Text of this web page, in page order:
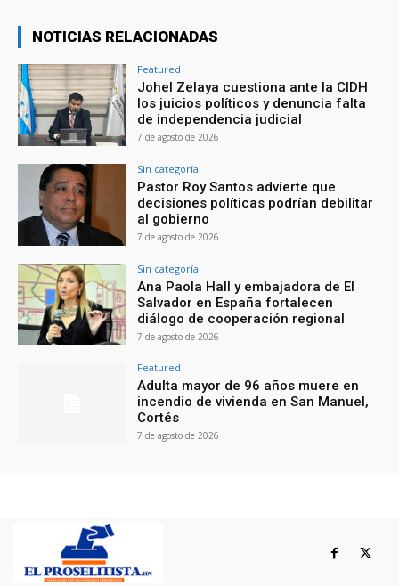
NOTICIAS RELACIONADAS
Featured
Johel Zelaya cuestiona ante la CIDH
los juicios políticos y denuncia falta
de independencia judicial
7 de agosto de 2026
Sin categoría
Pastor Roy Santos advierte que
decisiones políticas podrían debilitar
al gobierno
7 de agosto de 2026
Sin categoría
Ana Paola Hall y embajadora de El
Salvador en España fortalecen
diálogo de cooperación regional
7 de agosto de 2026
Featured
Adulta mayor de 96 años muere en
incendio de vivienda en San Manuel,
Cortés
7 de agosto de 2026